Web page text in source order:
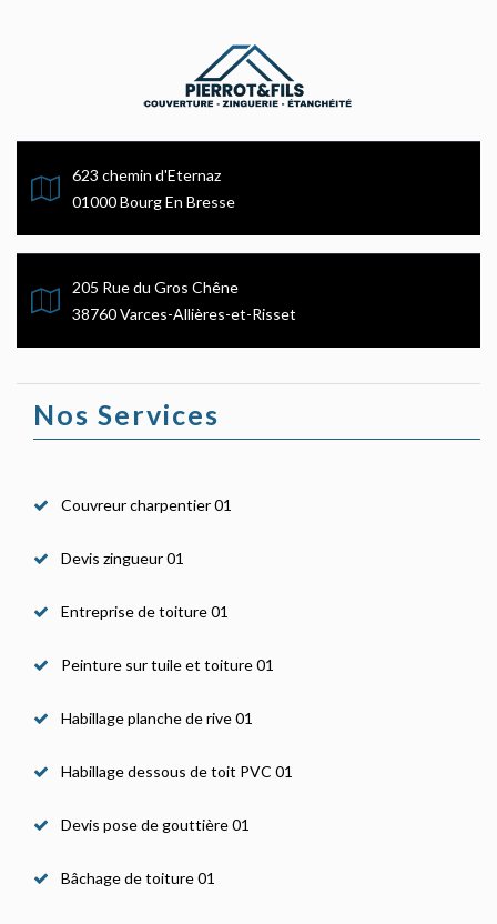
623 chemin d'Eternaz
01000 Bourg En Bresse
205 Rue du Gros Chêne
38760 Varces-Allières-et-Risset
Nos Services
Couvreur charpentier 01
Devis zingueur 01
Entreprise de toiture 01
Peinture sur tuile et toiture 01
Habillage planche de rive 01
Habillage dessous de toit PVC 01
Devis pose de gouttière 01
Bâchage de toiture 01